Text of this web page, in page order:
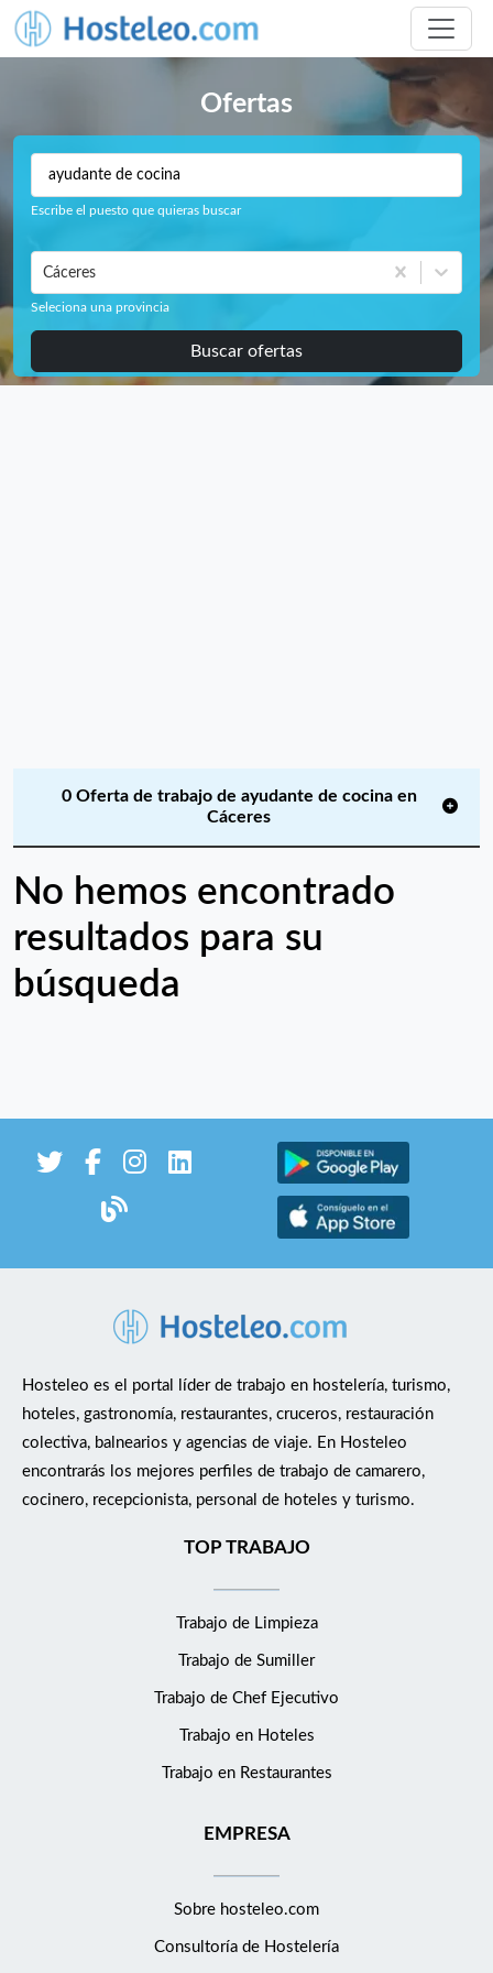
Ofertas
Escribe el puesto que quieras buscar
Cáceres
Seleciona una provincia
Buscar ofertas
0 Oferta de trabajo de ayudante de cocina en
Cáceres
No hemos encontrado
resultados para su
búsqueda
Hosteleo es el portal líder de trabajo en hostelería, turismo,
hoteles, gastronomía, restaurantes, cruceros, restauración
colectiva, balnearios y agencias de viaje. En Hosteleo
encontrarás los mejores perfiles de trabajo de camarero,
cocinero, recepcionista, personal de hoteles y turismo.
TOP TRABAJO
Trabajo de Limpieza
Trabajo de Sumiller
Trabajo de Chef Ejecutivo
Trabajo en Hoteles
Trabajo en Restaurantes
EMPRESA
Sobre hosteleo.com
Consultoría de Hostelería